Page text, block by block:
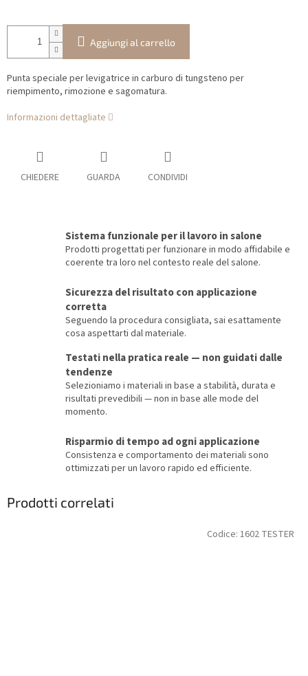
Aggiungi al carrello
Punta speciale per levigatrice in carburo di tungsteno per
riempimento, rimozione e sagomatura.
Informazioni dettagliate
CHIEDERE GUARDA CONDIVIDI
Sistema funzionale per il lavoro in salone
Prodotti progettati per funzionare in modo affidabile e
coerente tra loro nel contesto reale del salone.
Sicurezza del risultato con applicazione
corretta
Seguendo la procedura consigliata, sai esattamente
cosa aspettarti dal materiale.
Testati nella pratica reale — non guidati dalle
tendenze
Selezioniamo i materiali in base a stabilità, durata e
risultati prevedibili — non in base alle mode del
momento.
Risparmio di tempo ad ogni applicazione
Consistenza e comportamento dei materiali sono
ottimizzati per un lavoro rapido ed efficiente.
Prodotti correlati
Codice: 1602 TESTER